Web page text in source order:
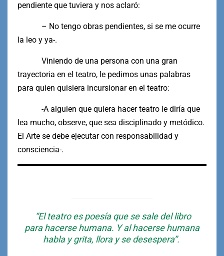
pendiente que tuviera y nos aclaró:
– No tengo obras pendientes, si se me ocurre
la leo y ya-.
Viniendo de una persona con una gran
trayectoria en el teatro, le pedimos unas palabras
para quien quisiera incursionar en el teatro:
-A alguien que quiera hacer teatro le diría que
lea mucho, observe, que sea disciplinado y metódico.
El Arte se debe ejecutar con responsabilidad y
consciencia-.
“El teatro es poesía que se sale del libro
para hacerse humana. Y al hacerse humana
habla y grita, llora y se desespera”.